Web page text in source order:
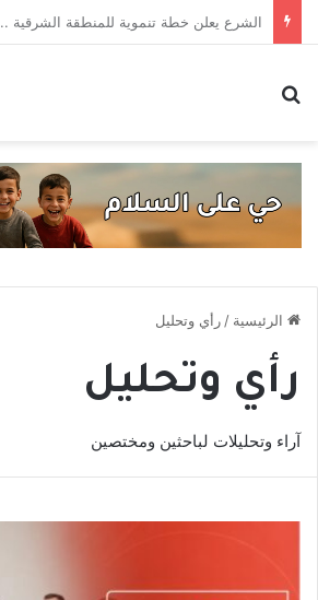
الرئيسية / رأي وتحليل
رأي وتحليل
آراء وتحليلات لباحثين ومختصين